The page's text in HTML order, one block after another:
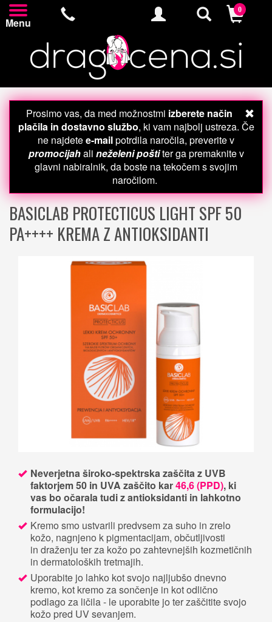
Menu
0
Prosimo vas, da med možnostmi izberete način
plačila in dostavno službo, ki vam najbolj ustreza. Če
ne najdetee-mailpotrdila naročila, preverite v
promocijahali neželeni poštiter ga premaknite v
glavni nabiralnik, da boste na tekočem s svojim
naročilom.
BASICLAB PROTECTICUS LIGHT SPF 50
PA++++ KREMA Z ANTIOKSIDANTI
Neverjetna široko-spektrska zaščita z UVB
faktorjem 50 in UVA zaščito kar46,6 (PPD), ki
vas bo očarala tudi z antioksidanti in lahkotno
formulacijo!
Kremo smo ustvarili predvsem za suho in zrelo
kožo, nagnjeno k pigmentacijam, občutljivosti
in draženju ter za kožo po zahtevnejših kozmetičnih
in dermatoloških tretmajih.
Uporabite jo lahko kot svojo najljubšo dnevno
kremo, kot kremo za sončenje in kot odlično
podlago za ličila - le uporabite jo ter zaščitite svojo
kožo pred UV sevanjem.